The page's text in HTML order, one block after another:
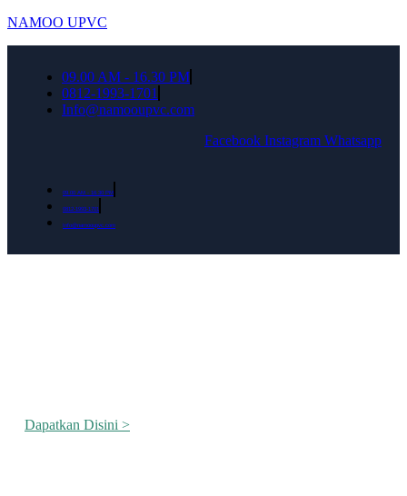
NAMOO UPVC
09.00 AM - 16.30 PM
0812-1993-1701
Info@namooupvc.com
Facebook Instagram Whatsapp
09.00 AM - 16.30 PM
0812-1993-1701
Info@namooupvc.com
Dapatkan Disini >